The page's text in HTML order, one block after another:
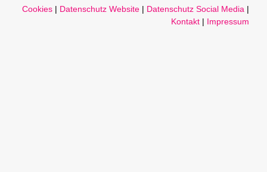
Cookies Datenschutz Website Datenschutz Social Media
Kontakt
Impressum